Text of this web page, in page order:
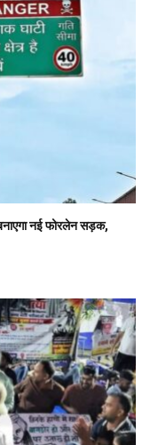
नई फोरलेन सड़क,